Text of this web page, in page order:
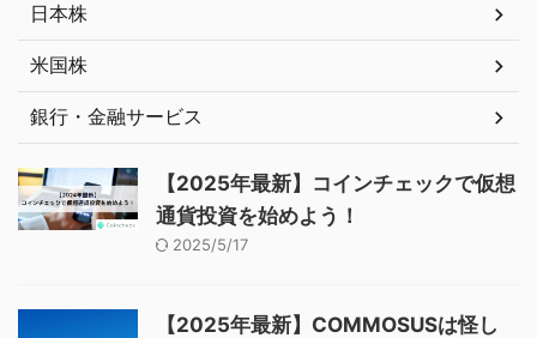
日本株
米国株
銀行・金融サービス
【2025年最新】コインチェックで仮想
通貨投資を始めよう！
2025/5/17
【2025年最新】COMMOSUSは怪し